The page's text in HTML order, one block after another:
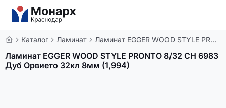
Каталог Ламинат Ламинат EGGER WOOD STYLE PRONTO 8/32 СН 6983 Дуб Орвието 32кл 8мм (1,994)
Ламинат EGGER WOOD STYLE PRONTO 8/32 СН 6983
Дуб Орвието 32кл 8мм (1,994)